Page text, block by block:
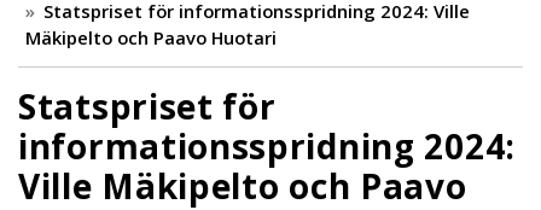
Statspriset för informationsspridning 2024: Ville
Mäkipelto och Paavo Huotari
Statspriset för
informationsspridning 2024:
Ville Mäkipelto och Paavo